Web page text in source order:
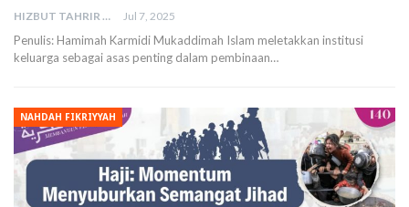
HIZBUT TAHRIR MALAYSIA Jul 7, 2025
Penulis: Hamimah Karmidi Mukaddimah Islam meletakkan institusi
keluarga sebagai asas penting dalam pembinaan…
NAHDAH FIKRIYYAH